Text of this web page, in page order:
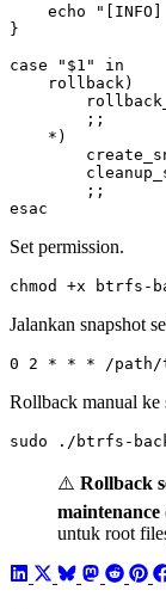
echo
}
case
" $1 "
    rollback
)
;;
    *
)
;;
esac
Set permission.
chmod +x btrfs-
Jalankan snapshot
0 2 * * * /path/
Rollback manual ke
sudo ./btrfs-
⚠️ Rollback
maintenance
untuk root